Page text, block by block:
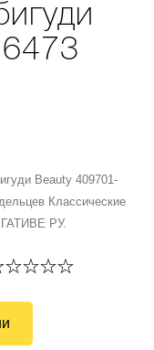
Beauty 409701-
Классические
РУ.